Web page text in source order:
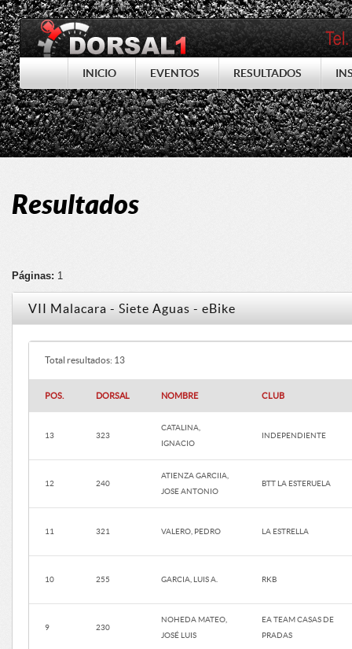
INICIO EVENTOS RESULTADOS
Resultados
Páginas: 1
VII Malacara - Siete Aguas - eBike
Total resultados: 13
POS. DORSAL NOMBRE CLUB
13 323
CATALINA,
IGNACIO
INDEPENDIENTE
12 240
ATIENZA GARCIIA,
JOSE ANTONIO
BTT LA ESTERUELA
11 321 VALERO, PEDRO LA ESTRELLA
10 255 GARCIA, LUIS A. RKB
9 230
NOHEDA MATEO,
JOSÉ LUIS
EA TEAM CASAS DE
PRADAS